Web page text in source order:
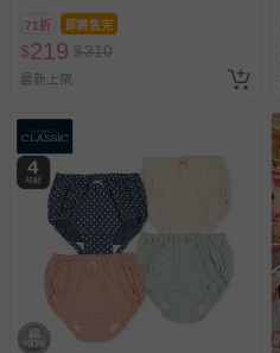
綠系 (16×16cm)
71折 即將售完
$219 $310
最新上架